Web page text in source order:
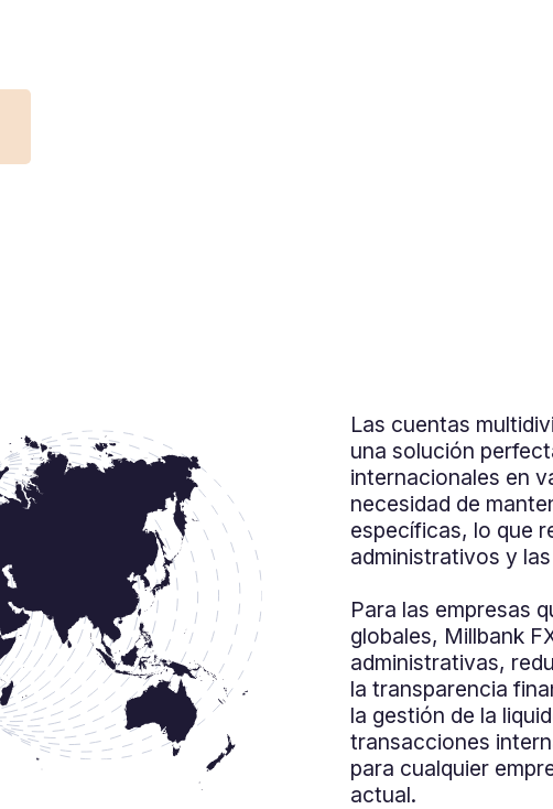
Las cuentas
una solución
internacionales en
necesidad de
específicas, lo que
administrativos y
Para las empresas
globales, Millbank
administrativas,
la transparencia
la gestión de la
transacciones
para cualquier
actual.